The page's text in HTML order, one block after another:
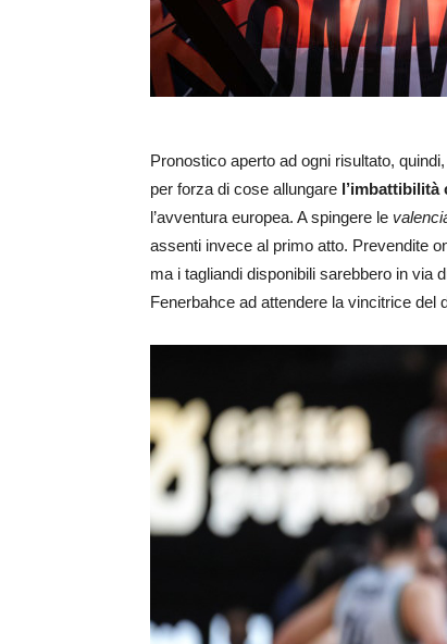
Pronostico aperto ad ogni risultato,
per forza di cose allungare l’imbattibilità
l’avventura europea. A spingere le
assenti invece al primo atto. Prevendite
ma i tagliandi disponibili sarebbero in via
Fenerbahce ad attendere la vincitrice del